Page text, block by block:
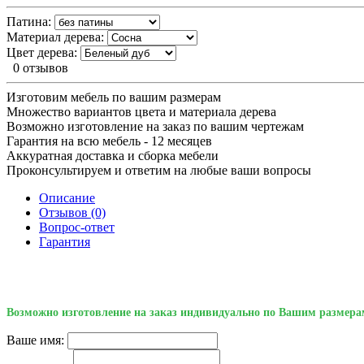
Патина:
Материал дерева:
Цвет дерева:
0 отзывов
Изготовим мебель по вашим размерам
Множество вариантов цвета и материала дерева
Возможно изготовление на заказ по вашим чертежам
Гарантия на всю мебель - 12 месяцев
Аккуратная доставка и сборка мебели
Проконсультируем и ответим на любые ваши вопросы
Описание
Отзывов (0)
Вопрос-ответ
Гарантия
Возможно изготовление на заказ индивидуально по Вашим
Ваше имя: